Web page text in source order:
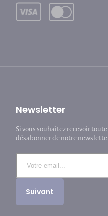
Newsletter
Si vous souhaitez recevoir
désabonner de notre